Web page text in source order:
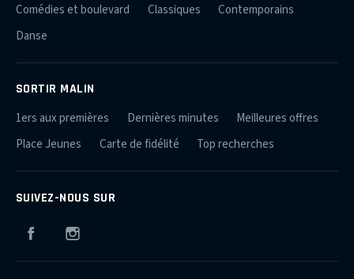
Comédies et boulevard
Classiques
Contemporains
Danse
SORTIR MALIN
1ers aux premières Dernières minutes
Meilleures offres
Place Jeunes
Carte de fidélité Top recherches
SUIVEZ-NOUS SUR
Facebook